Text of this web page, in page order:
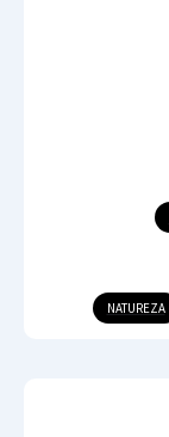
NATUREZA